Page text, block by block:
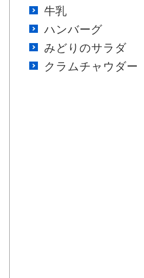
牛乳
ハンバーグ
みどりのサラダ
クラムチャウダー